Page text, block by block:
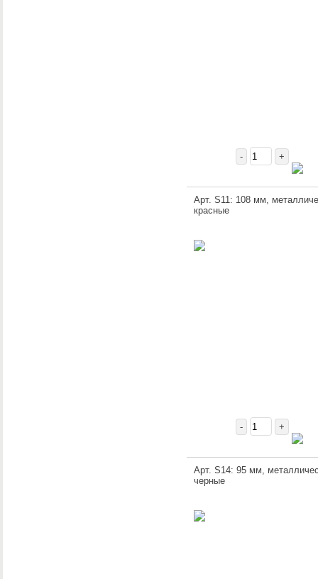
- +
Арт. S11: 108 мм,
красные
- +
Арт. S14: 95 мм,
черные